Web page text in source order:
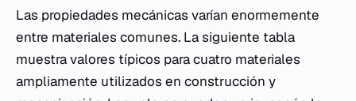
Las propiedades mecánicas varían enormemente
entre materiales comunes. La siguiente tabla
muestra valores típicos para cuatro materiales
ampliamente utilizados en construcción y